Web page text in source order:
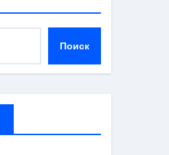
Поиск